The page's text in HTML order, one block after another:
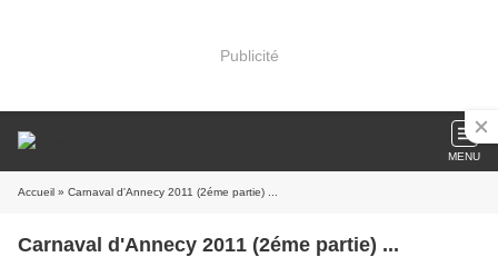
Publicité
MENU
Accueil » Carnaval d'Annecy 2011 (2éme partie) ...
Carnaval d'Annecy 2011 (2éme partie) ...